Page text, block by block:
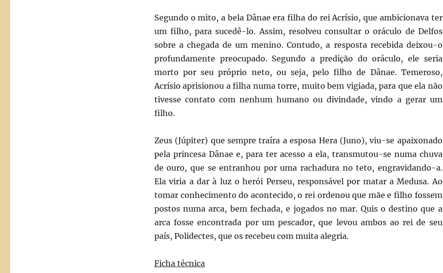
Segundo o mito, a bela Dânae era filha do rei Acrísio, que ambicionava ter
um filho, para sucedê-lo. Assim, resolveu consultar o oráculo de Delfos
sobre a chegada de um menino. Contudo, a resposta recebida deixou-o
profundamente preocupado. Segundo a predição do oráculo, ele seria
morto por seu próprio neto, ou seja, pelo filho de Dânae. Temeroso,
Acrísio aprisionou a filha numa torre, muito bem vigiada, para que ela não
tivesse contato com nenhum humano ou divindade, vindo a gerar um
filho.
Zeus (Júpiter) que sempre traíra a esposa Hera (Juno), viu-se apaixonado
pela princesa Dânae e, para ter acesso a ela, transmutou-se numa chuva
de ouro, que se entranhou por uma rachadura no teto, engravidando-a.
Ela viria a dar à luz o herói Perseu, responsável por matar a Medusa. Ao
tomar conhecimento do acontecido, o rei ordenou que mãe e filho fossem
postos numa arca, bem fechada, e jogados no mar. Quis o destino que a
arca fosse encontrada por um pescador, que levou ambos ao rei de seu
país, Polidectes, que os recebeu com muita alegria.
Ficha técnica